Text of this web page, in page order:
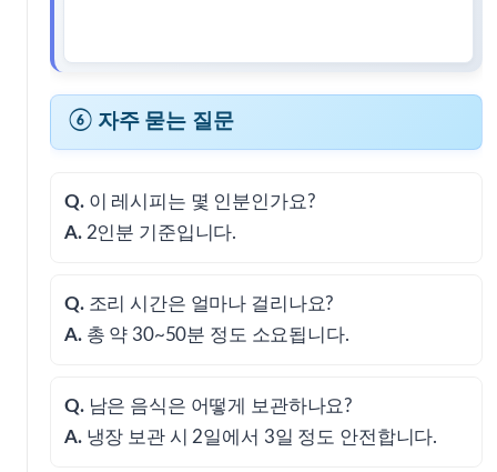
⑥ 자주 묻는 질문
Q.이 레시피는 몇 인분인가요?
A.2인분 기준입니다.
Q.조리 시간은 얼마나 걸리나요?
A.총 약 30~50분 정도 소요됩니다.
Q.남은 음식은 어떻게 보관하나요?
A.냉장 보관 시 2일에서 3일 정도 안전합니다.